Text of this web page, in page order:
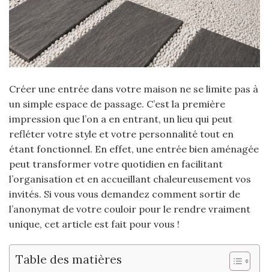
Créer une entrée dans votre maison ne se limite pas à
un simple espace de passage. C’est la première
impression que l’on a en entrant, un lieu qui peut
refléter votre style et votre personnalité tout en
étant fonctionnel. En effet, une entrée bien aménagée
peut transformer votre quotidien en facilitant
l’organisation et en accueillant chaleureusement vos
invités. Si vous vous demandez comment sortir de
l’anonymat de votre couloir pour le rendre vraiment
unique, cet article est fait pour vous !
Table des matières